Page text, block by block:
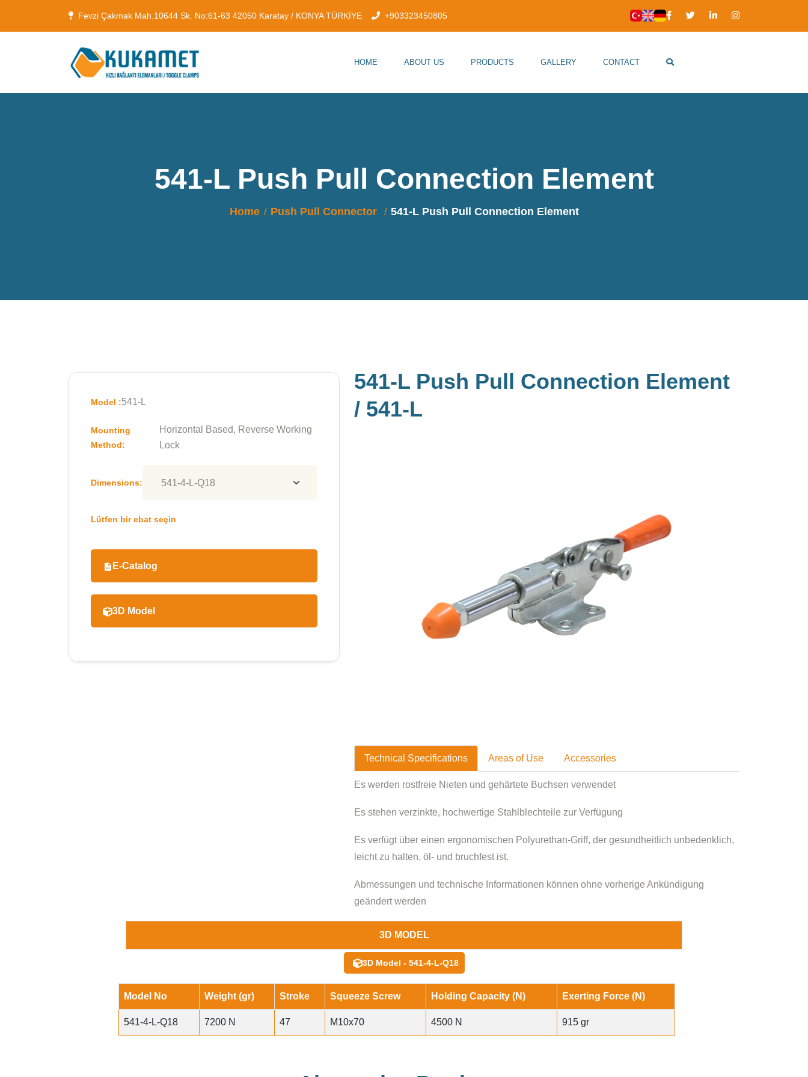
Fevzi Çakmak Mah.10644 Sk. No:61-63 42050 Karatay / KONYA TÜRKİYE +903323450805
HOME ABOUT US PRODUCTS GALLERY CONTACT
541-L Push Pull Connection Element
Home Push Pull Connector 541-L Push Pull Connection Element
541-L Push Pull Connection Element
/ 541-L
Technical Specifications Areas of Use Accessories
Es werden rostfreie Nieten und gehärtete Buchsen verwendet
Es stehen verzinkte, hochwertige Stahlblechteile zur Verfügung
Es verfügt über einen ergonomischen Polyurethan-Griff, der gesundheitlich unbedenklich,
leicht zu halten, öl- und bruchfest ist.
Abmessungen und technische Informationen können ohne vorherige Ankündigung
geändert werden
Model :541-L
Mounting
Method:
Horizontal Based, Reverse Working
Lock
Dimensions:
Lütfen bir ebat seçin
E-Catalog
3D Model
3D MODEL
3D Model - 541-4-L-Q18
Model No Weight (gr) Stroke Squeeze Screw Holding Capacity (N) Exerting Force (N)
541-4-L-Q18 7200 N 47 M10x70 4500 N 915 gr